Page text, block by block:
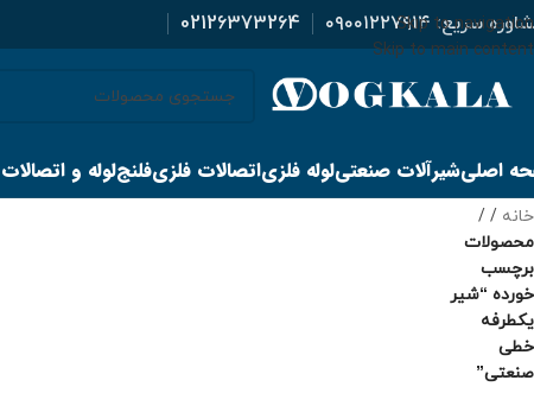
Skip to navigation
Skip to main content
سریع:۰۹۰۰۱۲۲۷۹۱۴ 02126373264
اصلیشیرآلات صنعتیلوله فلزیاتصالات فلزیفلنجلوله و
خانه /
محصولات
برچسب
خورده “شیر
یکطرفه
خطی
صنعتی”